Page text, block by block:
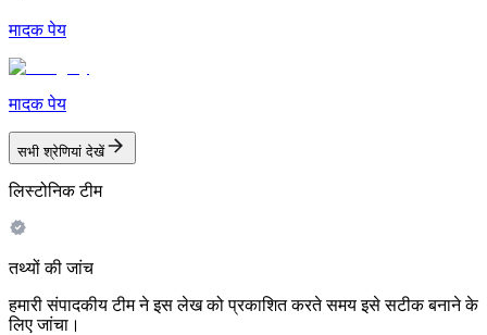
मादक पेय
मादक पेय
सभी श्रेणियां देखें
लिस्टोनिक टीम
तथ्यों की जांच
हमारी संपादकीय टीम ने इस लेख को प्रकाशित करते समय इसे सटीक बनाने के
लिए जांचा।